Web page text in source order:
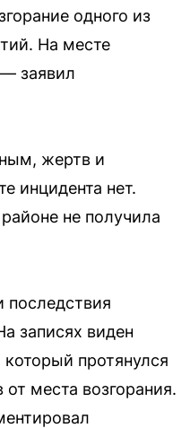
одного из
На месте
заявил
жертв и
инцидента нет.
не получила
последствия
записях виден
протянулся
места возгорания.